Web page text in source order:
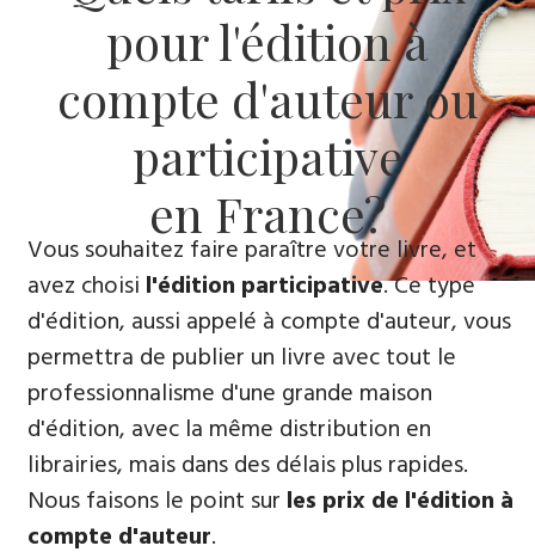
pour l'édition à
compte d'auteur ou
participative
en France?
Vous souhaitez faire paraître votre livre, et
avez choisi l'édition participative. Ce type
d'édition, aussi appelé à compte d'auteur, vous
permettra de publier un livre avec tout le
professionnalisme d'une grande maison
d'édition, avec la même distribution en
librairies, mais dans des délais plus rapides.
Nous faisons le point sur les prix de l'édition à
compte d'auteur.